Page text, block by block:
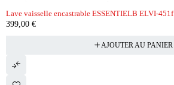
Lave vaisselle encastrable ESSENTIELB ELVI-451f
399,00 €
AJOUTER AU PANIER